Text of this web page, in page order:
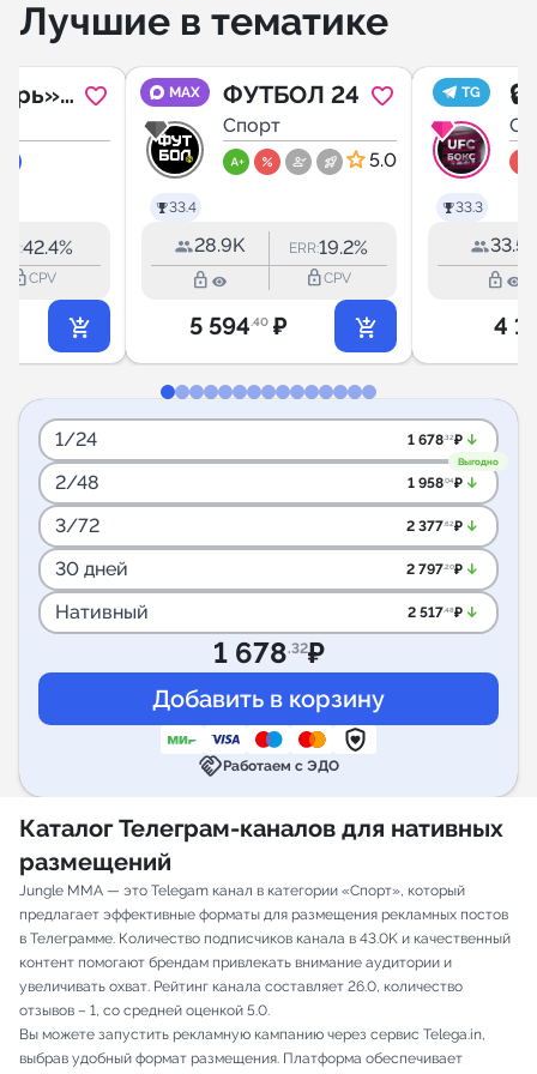
Лучшие в тематике
42.4%
lock_outlineCPV
MAX
33.4
ФУТБОЛ 24
Спорт
5.0
28.9K ERR:19.2%
lock_outline lock_outlineCPV
5 594.40 ₽
TG
33.3
33.5K
lock_outline
4
1/24 1 678.32₽ arrow_downward_alt
Выгодно
2/48 1 958.04₽ arrow_downward_alt
3/72 2 377.62₽ arrow_downward_alt
30 дней 2 797.20₽ arrow_downward_alt
Нативный 2 517.48₽ arrow_downward_alt
1 678.32₽
handshakeРаботаем с ЭДО
Каталог Телеграм-каналов для нативных
размещений
Jungle MMA — это Telegam канал в категории «Спорт», который
предлагает эффективные форматы для размещения рекламных постов
в Телеграмме. Количество подписчиков канала в 43.0K и качественный
контент помогают брендам привлекать внимание аудитории и
увеличивать охват. Рейтинг канала составляет 26.0, количество
отзывов – 1, со средней оценкой 5.0.
Вы можете запустить рекламную кампанию через сервис Telega.in,
выбрав удобный формат размещения. Платформа обеспечивает